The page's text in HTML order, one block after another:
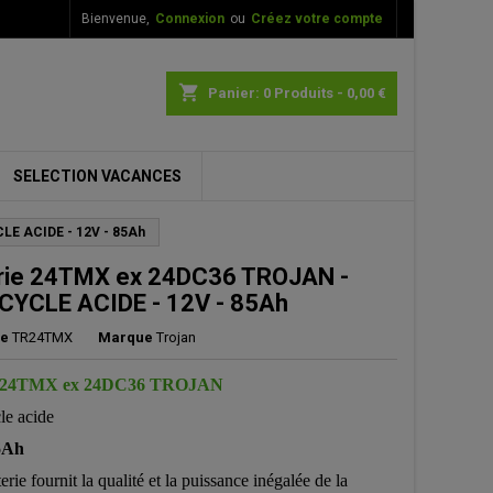
Bienvenue, Connexion ou Créez votre compte
shopping_cart Panier: 0 Produits - 0,00 €
SELECTION VACANCES
ACIDE - 12V - 85Ah
24TMX ex 24DC36 TROJAN -
ACIDE - 12V - 85Ah
TR24TMX Marque Trojan
ex 24DC36 TROJAN
acide
fournit la qualité et la puissance inégalée de la